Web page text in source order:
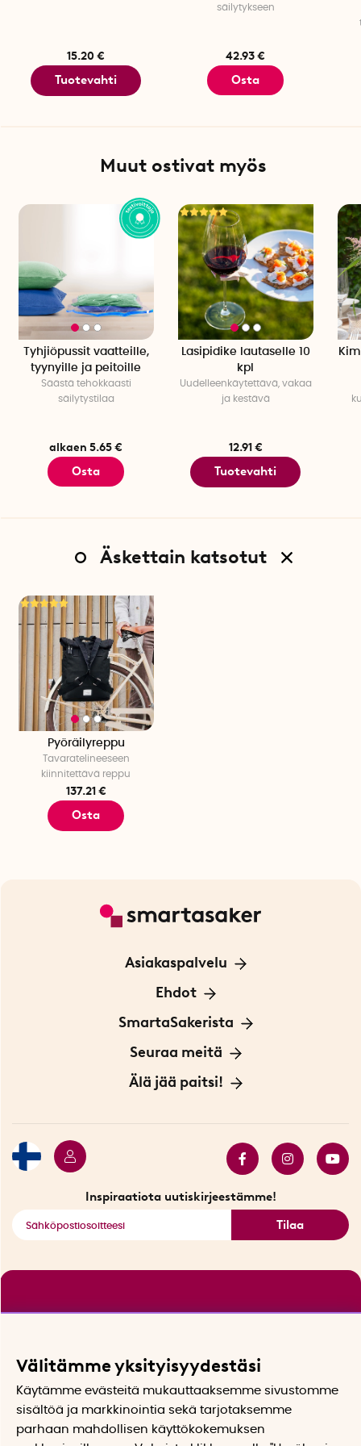
15.20 €
Tuotevahti
säilytykseen
42.93 €
Osta
Muut ostivat myös
Tyhjiöpussit vaatteille,
tyynyille ja peitoille
Säästä tehokkaasti
säilytystilaa
alkaen 5.65 €
Osta
Lasipidike lautaselle 10
kpl
Uudelleenkäytettävä, vakaa
ja kestävä
12.91 €
Tuotevahti
Äskettain katsotut
Pyöräilyreppu
Tavaratelineeseen
kiinnitettävä reppu
137.21 €
Osta
Asiakaspalvelu
Ota yhteyttä
Ehdot
Tietoa evästeistä
Yksityisyydensuoja
Sopimusehdot
SmartaSakerista
Meistä
Myymälä Tukholmassa
Seuraa meitä
Innovaattoriblogi
Älä jää paitsi!
Inspiraatiota uutiskirjeestämme!
Tilaa
Välitämme yksityisyydestäsi
Käytämme evästeitä mukauttaaksemme sivustomme
sisältöä ja markkinointia sekä tarjotaksemme
parhaan mahdollisen käyttökokemuksen